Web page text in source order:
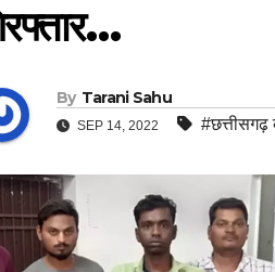
By Tarani Sahu
SEP 14, 2022